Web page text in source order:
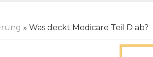
» Was deckt Medicare Teil D ab?